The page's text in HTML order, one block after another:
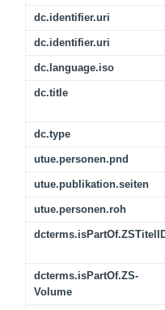
dc.identifier.uri
dc.identifier.uri
dc.language.iso
dc.title
dc.type
utue.personen.pnd
utue.publikation.seiten
utue.personen.roh
dcterms.isPartOf.ZS-
Volume